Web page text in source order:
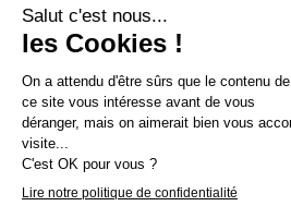
Notre société